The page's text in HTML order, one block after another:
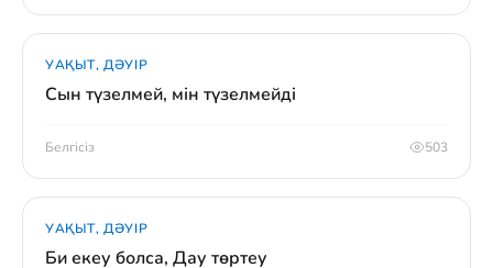
УАҚЫТ, ДӘУІР
Сын түзелмей, мін түзелмейді
Белгісіз 503
УАҚЫТ, ДӘУІР
Би екеу болса, Дау төртеу